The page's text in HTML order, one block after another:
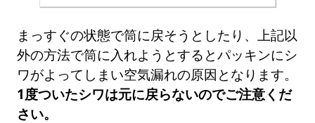
まっすぐの状態で筒に戻そうとしたり、上記以
外の方法で筒に入れようとするとパッキンにシ
ワがよってしまい空気漏れの原因となります。
1度ついたシワは元に戻らないのでご注意くだ
さい。